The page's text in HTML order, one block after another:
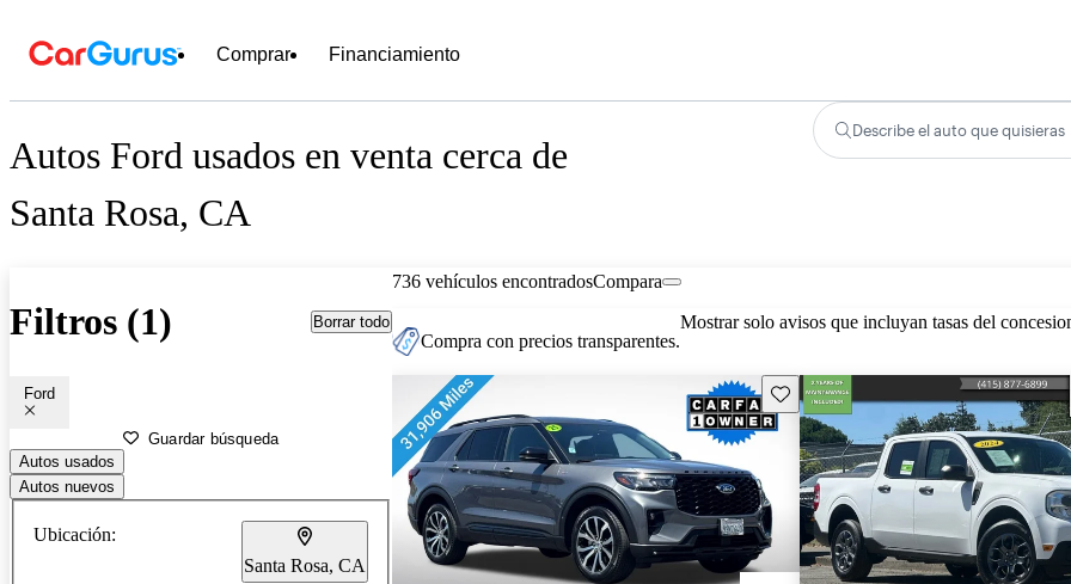
Comprar Financiamiento
Autos Ford usados en venta cerca de
Santa Rosa, CA
Describe el auto que quisieras
Filtros (1) Borrar todo
Ford
Guardar búsqueda
Autos usados
Autos nuevos
Ubicación:
Santa Rosa, CA
736 vehículos encontradosCompara
Compra con precios transparentes.
Mostrar solo avisos que incluyan tasas del
Guarda este Aviso